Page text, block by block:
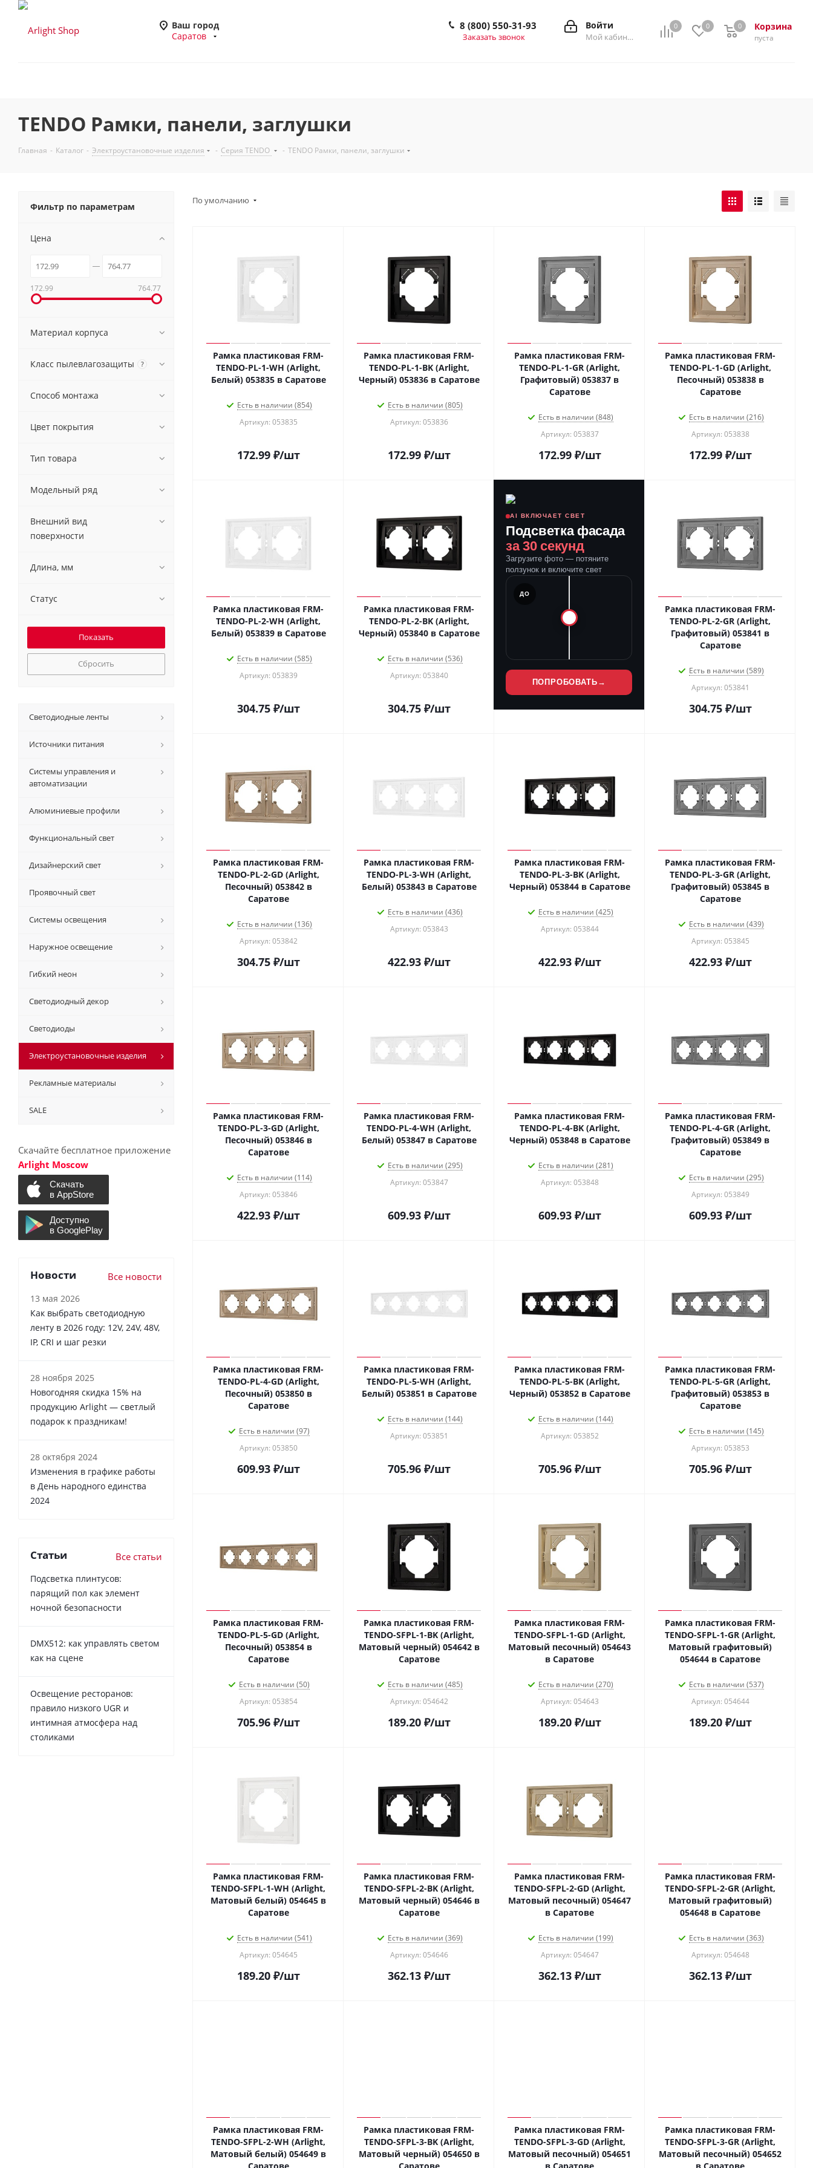
Ваш город
Саратов
0 0 Корзина
0
пуста
0
Войти
Мой кабинет
8 (800) 550-31-93
Заказать звонок
TENDO Рамки, панели, заглушки
Главная - Каталог - Электроустановочные изделия - Серия TENDO - TENDO Рамки, панели, заглушки
По умолчанию
Рамка пластиковая FRM-
TENDO-PL-1-WH (Arlight,
Белый) 053835 в Саратове
Есть в наличии (854)
Артикул: 053835
172.99₽/шт
Рамка пластиковая FRM-
TENDO-PL-1-BK (Arlight,
Черный) 053836 в Саратове
Есть в наличии (805)
Артикул: 053836
172.99₽/шт
Рамка пластиковая FRM-
TENDO-PL-1-GR (Arlight,
Графитовый) 053837 в
Саратове
Есть в наличии (848)
Артикул: 053837
172.99₽/шт
Рамка пластиковая FRM-
TENDO-PL-1-GD (Arlight,
Песочный) 053838 в
Саратове
Есть в наличии (216)
Артикул: 053838
172.99₽/шт
Рамка пластиковая FRM-
TENDO-PL-2-WH (Arlight,
Белый) 053839 в Саратове
Есть в наличии (585)
Артикул: 053839
304.75₽/шт
Рамка пластиковая FRM-
TENDO-PL-2-BK (Arlight,
Черный) 053840 в Саратове
Есть в наличии (536)
Артикул: 053840
304.75₽/шт
AI ВКЛЮЧАЕТ СВЕТ
Подсветка фасада
за 30 секунд
Загрузите фото — потяните
ползунок и включите свет
ДО
ПОПРОБОВАТЬ →
Рамка пластиковая FRM-
TENDO-PL-2-GR (Arlight,
Графитовый) 053841 в
Саратове
Есть в наличии (589)
Артикул: 053841
304.75₽/шт
Рамка пластиковая FRM-
TENDO-PL-2-GD (Arlight,
Песочный) 053842 в
Саратове
Есть в наличии (136)
Артикул: 053842
304.75₽/шт
Рамка пластиковая FRM-
TENDO-PL-3-WH (Arlight,
Белый) 053843 в Саратове
Есть в наличии (436)
Артикул: 053843
422.93₽/шт
Рамка пластиковая FRM-
TENDO-PL-3-BK (Arlight,
Черный) 053844 в Саратове
Есть в наличии (425)
Артикул: 053844
422.93₽/шт
Рамка пластиковая FRM-
TENDO-PL-3-GR (Arlight,
Графитовый) 053845 в
Саратове
Есть в наличии (439)
Артикул: 053845
422.93₽/шт
Рамка пластиковая FRM-
TENDO-PL-3-GD (Arlight,
Песочный) 053846 в
Саратове
Есть в наличии (114)
Артикул: 053846
422.93₽/шт
Рамка пластиковая FRM-
TENDO-PL-4-WH (Arlight,
Белый) 053847 в Саратове
Есть в наличии (295)
Артикул: 053847
609.93₽/шт
Рамка пластиковая FRM-
TENDO-PL-4-BK (Arlight,
Черный) 053848 в Саратове
Есть в наличии (281)
Артикул: 053848
609.93₽/шт
Рамка пластиковая FRM-
TENDO-PL-4-GR (Arlight,
Графитовый) 053849 в
Саратове
Есть в наличии (295)
Артикул: 053849
609.93₽/шт
Рамка пластиковая FRM-
TENDO-PL-4-GD (Arlight,
Песочный) 053850 в
Саратове
Есть в наличии (97)
Артикул: 053850
609.93₽/шт
Рамка пластиковая FRM-
TENDO-PL-5-WH (Arlight,
Белый) 053851 в Саратове
Есть в наличии (144)
Артикул: 053851
705.96₽/шт
Рамка пластиковая FRM-
TENDO-PL-5-BK (Arlight,
Черный) 053852 в Саратове
Есть в наличии (144)
Артикул: 053852
705.96₽/шт
Рамка пластиковая FRM-
TENDO-PL-5-GR (Arlight,
Графитовый) 053853 в
Саратове
Есть в наличии (145)
Артикул: 053853
705.96₽/шт
Рамка пластиковая FRM-
TENDO-PL-5-GD (Arlight,
Песочный) 053854 в
Саратове
Есть в наличии (50)
Артикул: 053854
705.96₽/шт
Рамка пластиковая FRM-
TENDO-SFPL-1-BK (Arlight,
Матовый черный) 054642 в
Саратове
Есть в наличии (485)
Артикул: 054642
189.20₽/шт
Рамка пластиковая FRM-
TENDO-SFPL-1-GD (Arlight,
Матовый песочный) 054643
в Саратове
Есть в наличии (270)
Артикул: 054643
189.20₽/шт
Рамка пластиковая FRM-
TENDO-SFPL-1-GR (Arlight,
Матовый графитовый)
054644 в Саратове
Есть в наличии (537)
Артикул: 054644
189.20₽/шт
Рамка пластиковая FRM-
TENDO-SFPL-1-WH (Arlight,
Матовый белый) 054645 в
Саратове
Есть в наличии (541)
Артикул: 054645
189.20₽/шт
Рамка пластиковая FRM-
TENDO-SFPL-2-BK (Arlight,
Матовый черный) 054646 в
Саратове
Есть в наличии (369)
Артикул: 054646
362.13₽/шт
Рамка пластиковая FRM-
TENDO-SFPL-2-GD (Arlight,
Матовый песочный) 054647
в Саратове
Есть в наличии (199)
Артикул: 054647
362.13₽/шт
Рамка пластиковая FRM-
TENDO-SFPL-2-GR (Arlight,
Матовый графитовый)
054648 в Саратове
Есть в наличии (363)
Артикул: 054648
362.13₽/шт
Рамка пластиковая FRM-
TENDO-SFPL-2-WH (Arlight,
Матовый белый) 054649 в
Рамка пластиковая FRM-
TENDO-SFPL-3-BK (Arlight,
Матовый черный) 054650 в
Рамка пластиковая FRM-
TENDO-SFPL-3-GD (Arlight,
Матовый песочный) 054651
Рамка пластиковая FRM-
TENDO-SFPL-3-GR (Arlight,
Матовый песочный) 054652
Фильтр по параметрам
Цена
172.99 764.77
Материал корпуса
Класс пылевлагозащиты ?
Способ монтажа
Цвет покрытия
Тип товара
Модельный ряд
Внешний вид
поверхности
Длина, мм
Статус
Сбросить
Светодиодные ленты
Источники питания
Системы управления и
автоматизации
Алюминиевые профили
Функциональный свет
Дизайнерский свет
Проявочный свет
Системы освещения
Наружное освещение
Гибкий неон
Светодиодный декор
Светодиоды
Электроустановочные изделия
Рекламные материалы
SALE
Скачайте бесплатное приложение
Arlight Moscow
Новости Все новости
13 мая 2026
Как выбрать светодиодную
ленту в 2026 году: 12V, 24V, 48V,
IP, CRI и шаг резки
28 ноября 2025
Новогодняя скидка 15% на
продукцию Arlight — светлый
подарок к праздникам!
28 октября 2024
Изменения в графике работы
в День народного единства
2024
Статьи Все статьи
Подсветка плинтусов:
парящий пол как элемент
ночной безопасности
DMX512: как управлять светом
как на сцене
Освещение ресторанов:
правило низкого UGR и
интимная атмосфера над
столиками